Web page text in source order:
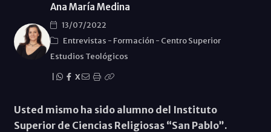
Ana María Medina
13/07/2022
Entrevistas - Formación - Centro Superior
Estudios Teológicos
X
Usted mismo ha sido alumno del Instituto
Superior de Ciencias Religiosas “San Pablo”.